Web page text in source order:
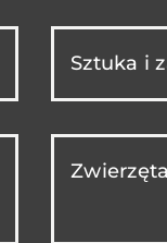
Sztuka i
Zwierzęta